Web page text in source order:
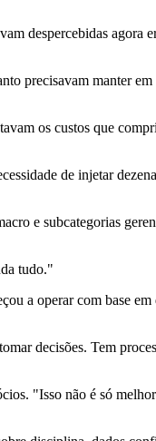
despercebidas agora
precisavam manter
os custos que
de injetar
e subcategorias
tudo."
a operar com base
decisões. Tem
"Isso não é só